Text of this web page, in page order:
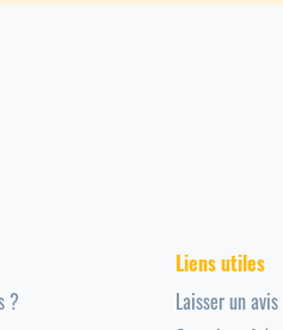
?
Liens utiles
Laisser un avis